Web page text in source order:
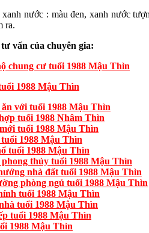
xanh nước : màu đen, xanh nước
ra.
vấn của chuyên gia:
chung cư tuổi 1988 Mậu Thìn
1988 Mậu Thìn
với tuổi 1988 Mậu Thìn
tuổi 1988 Nhâm Thìn
tuổi 1988 Mậu Thìn
1988 Mậu Thìn
tuổi 1988 Mậu Thìn
phong thủy tuổi 1988 Mậu Thìn
nhà đất tuổi 1988 Mậu Thìn
phòng ngủ tuổi 1988 Mậu Thìn
tuổi 1988 Mậu Thìn
tuổi 1988 Mậu Thìn
tuổi 1988 Mậu Thìn
1988 Mậu Thìn